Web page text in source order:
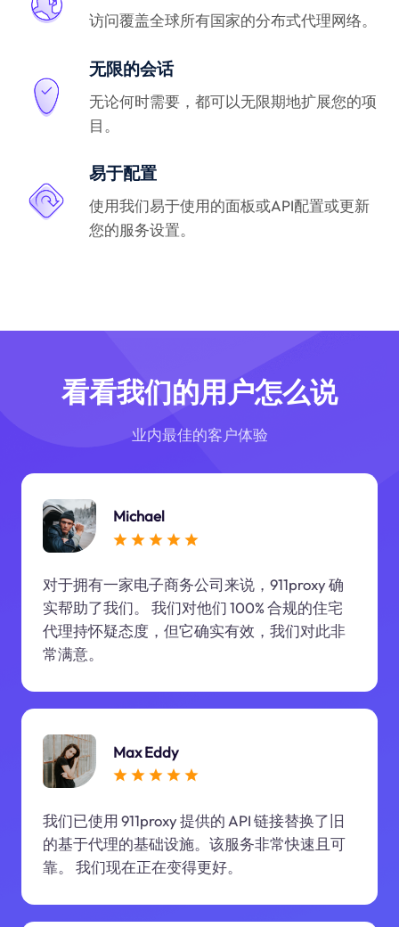
访问覆盖全球所有国家的分布式代理网络。
无限的会话
无论何时需要，都可以无限期地扩展您的项
目。
易于配置
使用我们易于使用的面板或API配置或更新
您的服务设置。
看看我们的用户怎么说
业内最佳的客户体验
Michael
对于拥有一家电子商务公司来说，911proxy 确
实帮助了我们。 我们对他们 100% 合规的住宅
代理持怀疑态度，但它确实有效，我们对此非
常满意。
Max Eddy
我们已使用 911proxy 提供的 API 链接替换了旧
的基于代理的基础设施。该服务非常快速且可
靠。 我们现在正在变得更好。